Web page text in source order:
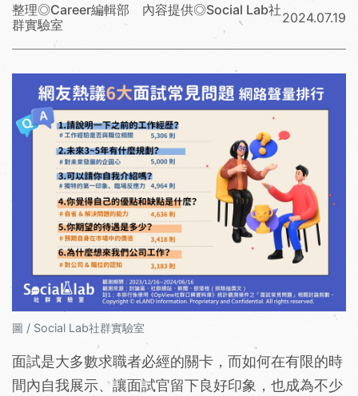
整理◎Career編輯部 內容提供◎Social Lab社
群實驗室
2024.07.19
圖 / Social Lab社群實驗室
面試是大多數求職者必經的關卡，而如何在有限的時
間內自我展示、讓面試官留下良好印象，也成為不少